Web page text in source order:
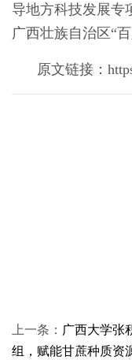
导地方科技发展专
广西壮族自治区“
原文链接：
上一条： 广西大学张
组，赋能甘蔗种质资